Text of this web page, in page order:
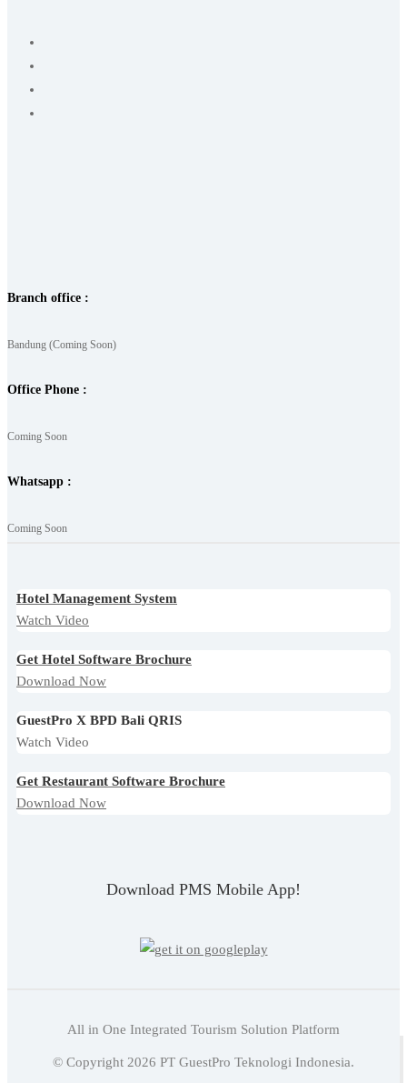
Branch office :
Bandung (Coming Soon)
Office Phone :
Coming Soon
Whatsapp :
Coming Soon
Hotel Management System
Watch Video
Get Hotel Software Brochure
Download Now
GuestPro X BPD Bali QRIS
Watch Video
Get Restaurant Software Brochure
Download Now
Download PMS Mobile App!
All in One Integrated Tourism Solution Platform
© Copyright 2026 PT GuestPro Teknologi Indonesia.
Baca juga: Memahami Konsep Extended Stay Hotel Dan